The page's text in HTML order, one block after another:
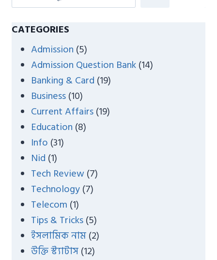
e
h
CATEGORIES
Admission (5)
Admission Question Bank(14)
Banking & Card (19)
Business(10)
Current Affairs(19)
Education (8)
Info (31)
Nid (1)
Tech Review(7)
Technology(7)
Telecom (1)
Tips & Tricks(5)
ইসলামিক নাম(2)
উক্তি স্ট্যাটাস(12)